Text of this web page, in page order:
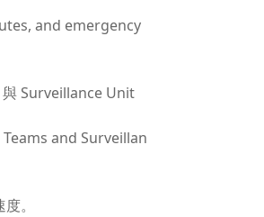
and emergency
與 Surveillance Unit
and Surveillan
。